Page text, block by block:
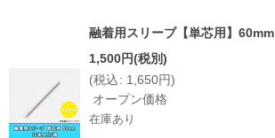
融着用スリーブ【単芯用】60mm
1,500円(税別)
(税込: 1,650円)
オープン価格
在庫あり